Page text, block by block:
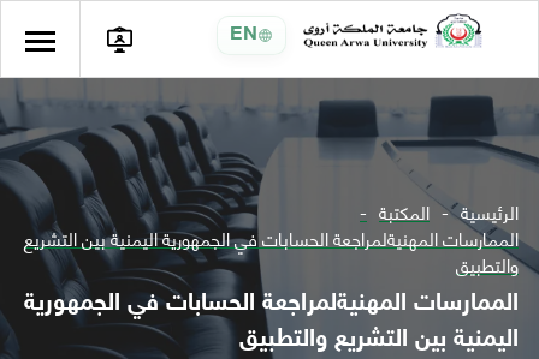
EN
الرئيسية المكتبة
الممارسات المهنيةلمراجعة الحسابات في الجمهورية اليمنية بين التشريع
والتطبيق
الممارسات المهنيةلمراجعة الحسابات في الجمهورية
اليمنية بين التشريع والتطبيق